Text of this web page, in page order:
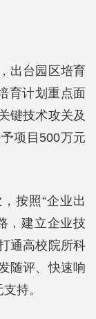
出台园区培育
育计划重点面
键技术攻关及
项目500万元
按照“企业出
，建立企业技
通高校院所科
随评、快速响
持。